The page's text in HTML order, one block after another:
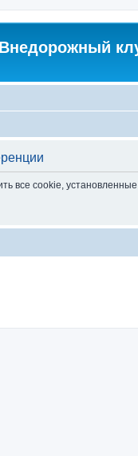
Внедорожный
все cookie,